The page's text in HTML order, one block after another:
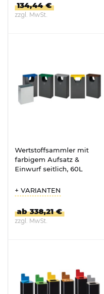
134,44 €
zzgl. MwSt.
Wertstoffsammler mit
farbigem Aufsatz &
Einwurf seitlich, 60L
+ VARIANTEN
ab 338,21 €
zzgl. MwSt.